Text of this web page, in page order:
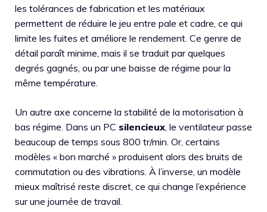
les tolérances de fabrication et les matériaux
permettent de réduire le jeu entre pale et cadre, ce qui
limite les fuites et améliore le rendement. Ce genre de
détail paraît minime, mais il se traduit par quelques
degrés gagnés, ou par une baisse de régime pour la
même température.
Un autre axe concerne la stabilité de la motorisation à
bas régime. Dans un PC silencieux , le ventilateur passe
beaucoup de temps sous 800 tr/min. Or, certains
modèles « bon marché » produisent alors des bruits de
commutation ou des vibrations. À l’inverse, un modèle
mieux maîtrisé reste discret, ce qui change l’expérience
sur une journée de travail.